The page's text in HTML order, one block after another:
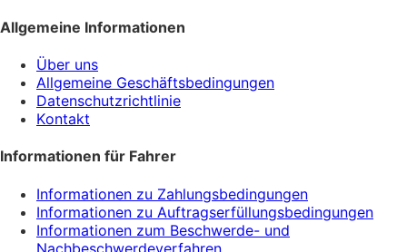
Allgemeine Informationen
Über uns
Allgemeine Geschäftsbedingungen
Datenschutzrichtlinie
Kontakt
Informationen für Fahrer
Informationen zu Zahlungsbedingungen
Informationen zu Auftragserfüllungsbedingungen
Informationen zum Beschwerde- und
Nachbeschwerdeverfahren